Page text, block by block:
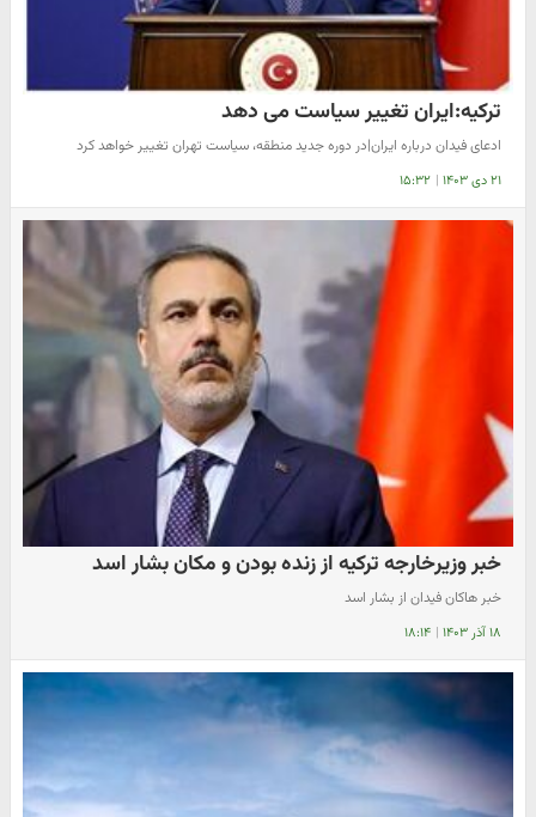
ترکیه:ایران تغییر سیاست می دهد
​ادعای فیدان درباره ایران|در دوره جدید منطقه، سیاست تهران تغییر خواهد کرد
۲۱ دی ۱۴۰۳ | ۱۵:۳۲
خبر وزیرخارجه ترکیه از زنده بودن و مکان بشار اسد
خبر هاکان فیدان از بشار اسد
۱۸ آذر ۱۴۰۳ | ۱۸:۱۴